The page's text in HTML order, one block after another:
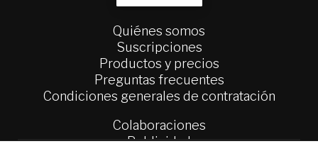
Quiénes somos
Suscripciones
Productos y precios
Preguntas frecuentes
Condiciones generales de contratación
Colaboraciones
Publicidad